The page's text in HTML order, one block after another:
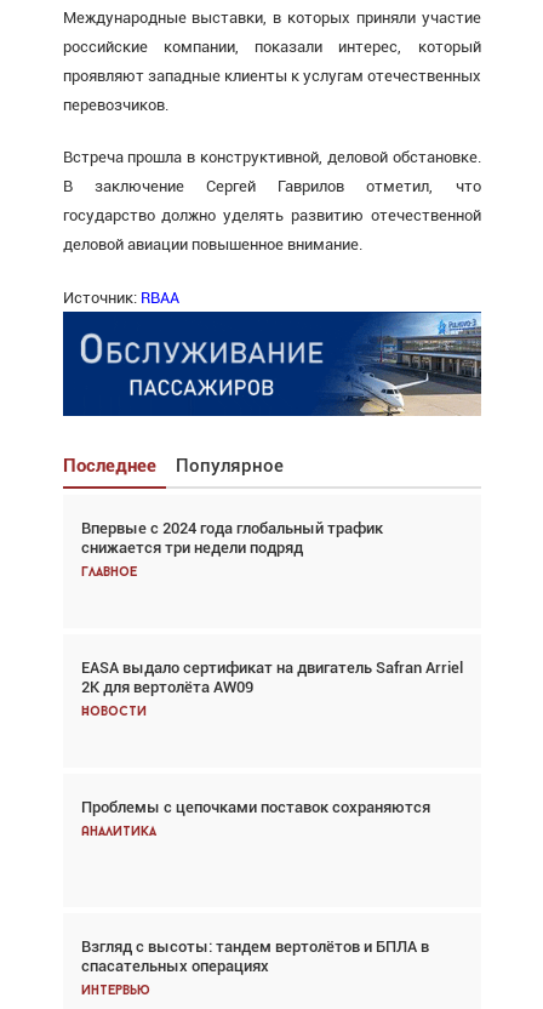
Международные выставки, в которых приняли участие
российские компании, показали интерес, который
проявляют западные клиенты к услугам отечественных
перевозчиков.
Встреча прошла в конструктивной, деловой обстановке.
В заключение Сергей Гаврилов отметил, что
государство должно уделять развитию отечественной
деловой авиации повышенное внимание.
Источник: RBAA
Последнее Популярное
Впервые с 2024 года глобальный трафик
снижается три недели подряд
Главное
EASA выдало сертификат на двигатель Safran Arriel
2K для вертолёта AW09
Новости
Проблемы с цепочками поставок сохраняются
Аналитика
Взгляд с высоты: тандем вертолётов и БПЛА в
спасательных операциях
Интервью
Взгляд с высоты: тандем вертолётов и БПЛА в
спасательных операциях
Главное
Авиационный фотограф Дэйв Кох: «Фотография
говорит сама за себя... а ИИ всё портит»
Новости
Впервые с 2024 года глобальный трафик
снижается три недели подряд
Частный самолёт – это актив. Подходите к
покупке соответствующим образом
Интервью